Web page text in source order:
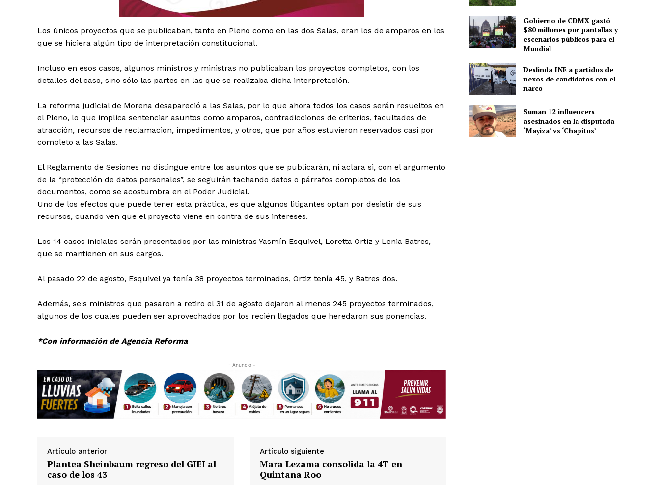
SUSCRÍBETE AHORA
Nosotros
Contacto
Políticas del Sitio
Información Propietaria / Financiación
Los únicos proyectos que se publicaban, tanto en Pleno como en las dos Salas, eran los de amparos en los
que se hiciera algún tipo de interpretación constitucional.
Incluso en esos casos, algunos ministros y ministras no publicaban los proyectos completos, con los
detalles del caso, sino sólo las partes en las que se realizaba dicha interpretación.
La reforma judicial de Morena desapareció a las Salas, por lo que ahora todos los casos serán resueltos en
el Pleno, lo que implica sentenciar asuntos como amparos, contradicciones de criterios, facultades de
atracción, recursos de reclamación, impedimentos, y otros, que por años estuvieron reservados casi por
completo a las Salas.
El Reglamento de Sesiones no distingue entre los asuntos que se publicarán, ni aclara si, con el argumento
de la “protección de datos personales”, se seguirán tachando datos o párrafos completos de los
documentos, como se acostumbra en el Poder Judicial.
Uno de los efectos que puede tener esta práctica, es que algunos litigantes optan por desistir de sus
recursos, cuando ven que el proyecto viene en contra de sus intereses.
Los 14 casos iniciales serán presentados por las ministras Yasmín Esquivel, Loretta Ortiz y Lenia Batres,
que se mantienen en sus cargos.
Al pasado 22 de agosto, Esquivel ya tenía 38 proyectos terminados, Ortiz tenía 45, y Batres dos.
Además, seis ministros que pasaron a retiro el 31 de agosto dejaron al menos 245 proyectos terminados,
algunos de los cuales pueden ser aprovechados por los recién llegados que heredaron sus ponencias.
*Con información de Agencia Reforma
- Anuncio -
Artículo anterior
Plantea Sheinbaum regreso del GIEI al
caso de los 43
Artículo siguiente
Mara Lezama consolida la 4T en
Quintana Roo
Gobierno de CDMX gastó
$80 millones por pantallas y
escenarios públicos para el
Mundial
Deslinda INE a partidos de
nexos de candidatos con el
narco
Suman 12 influencers
asesinados en la disputada
‘Mayiza’ vs ‘Chapitos’